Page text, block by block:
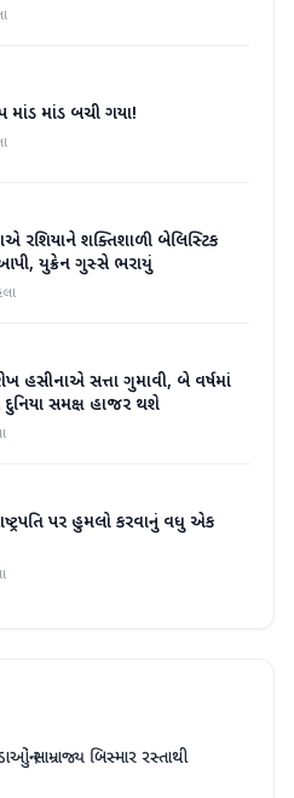
માંડ માંડ બચી ગયા!
રશિયાને શક્તિશાળી બેલિસ્ટિક
યુક્રેન ગુસ્સે ભરાયું
હસીનાએ સત્તા ગુમાવી, બે વર્ષમાં
દુનિયા સમક્ષ હાજર થશે
પર હુમલો કરવાનું વધુ એક
સામ્રાજ્ય બિસ્માર રસ્તાથી